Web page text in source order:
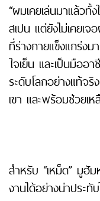
“ผมเคยเล่นมาแล้ว
สเปน แต่ยังไม่เคยเจ
ที่ร่างกายแข็งแกร่ง
ใจเย็น และเป็นมือ
ระดับโลกอย่างแท้จ
เขา และพร้อมช่วยเ
สำหรับ “เหม็ด” มู
งานได้อย่างน่าประทั